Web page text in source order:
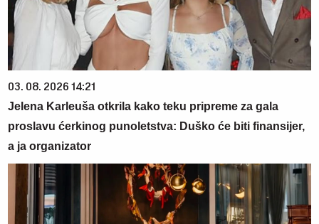
03. 08. 2026 14:21
Jelena Karleuša otkrila kako teku pripreme za gala
proslavu ćerkinog punoletstva: Duško će biti finansijer,
a ja organizator